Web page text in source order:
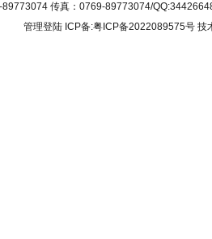
传真：0769-89773074/
管理登陆 ICP备:粤ICP备2022089575号